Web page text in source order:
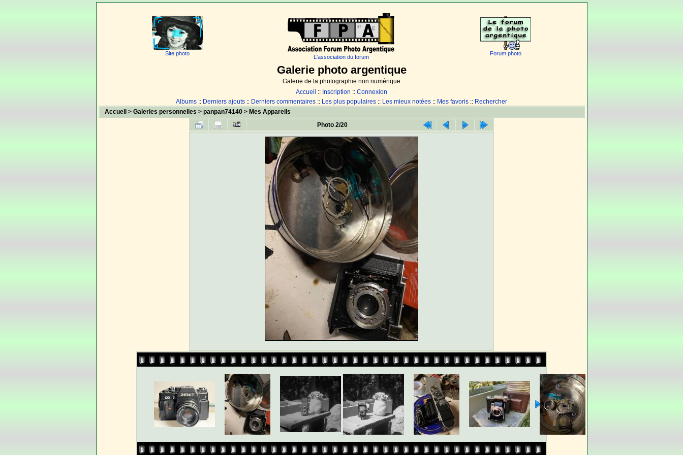
Site photo
L'association du forum
Forum photo
Galerie photo argentique
Galerie de la photographie non numérique
Accueil :: Inscription :: Connexion
Albums :: Derniers ajouts :: Derniers commentaires :: Les plus populaires :: Les mieux notées :: Mes favoris :: Rechercher
Accueil > Galeries personnelles > panpan74140> Mes Appareils
Photo 2/20